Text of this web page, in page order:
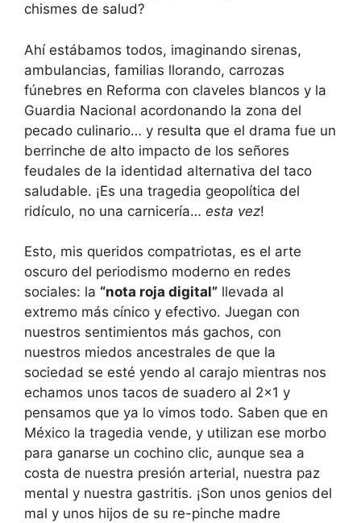
chismes de salud?
Ahí estábamos todos, imaginando sirenas,
ambulancias, familias llorando, carrozas
fúnebres en Reforma con claveles blancos y la
Guardia Nacional acordonando la zona del
pecado culinario… y resulta que el drama fue un
berrinche de alto impacto de los señores
feudales de la identidad alternativa del taco
saludable. ¡Es una tragedia geopolítica del
ridículo, no una carnicería… esta vez!
Esto, mis queridos compatriotas, es el arte
oscuro del periodismo moderno en redes
sociales: la “nota roja digital” llevada al
extremo más cínico y efectivo. Juegan con
nuestros sentimientos más gachos, con
nuestros miedos ancestrales de que la
sociedad se esté yendo al carajo mientras nos
echamos unos tacos de suadero al 2×1 y
pensamos que ya lo vimos todo. Saben que en
México la tragedia vende, y utilizan ese morbo
para ganarse un cochino clic, aunque sea a
costa de nuestra presión arterial, nuestra paz
mental y nuestra gastritis. ¡Son unos genios del
mal y unos hijos de su re-pinche madre